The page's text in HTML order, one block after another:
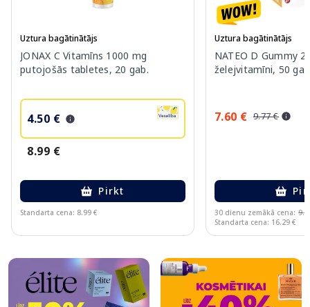
Uztura bagātinātājs
JONAX C Vitamīns 1000 mg
putojošās tabletes, 20 gab.
4.50 €
8.99 €
Pirkt
Standarta cena: 8.99 €
Uztura bagātinātājs
NATEO D Gummy
želejvitamīni, 50
7.60 € 9.77 €
30 dienu zemākā cena:
Standarta cena: 16.29 €